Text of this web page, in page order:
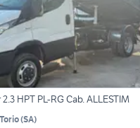
HPT PL-RG Cab. ALLESTIM
(SA)